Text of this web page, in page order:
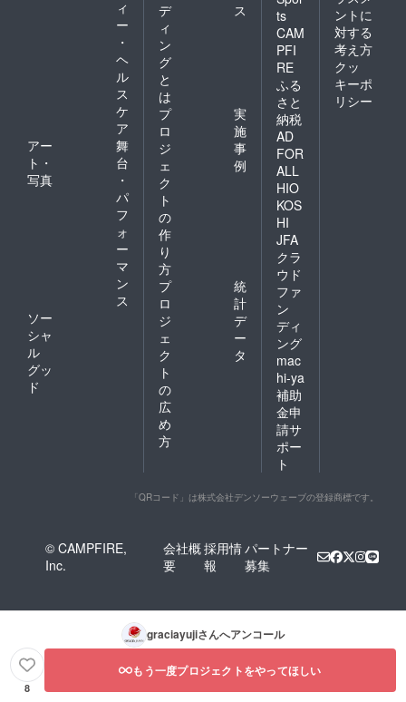
ィ
ー
・
ヘ
ル
ス
ケ
ア
アー
ト・
写真
舞
台
・
パ
フ
ォ
ー
マ
ン
ス
ソー
シャ
ル
グッ
ド
デ
ィ
ン
グ
と
は
ス
プ
ロ
ジ
ェ
ク
ト
の
作
り
方
実
施
事
例
プ
ロ
ジ
ェ
ク
ト
の
広
め
方
統
計
デ
ー
タ
ts
CAM
PFI
RE
ふる
さと
納税
AD
FOR
ALL
HIO
KOS
HI
JFA
クラ
ウド
ファ
ン
ディ
ング
mac
hi-ya
補助
金申
請サ
ポー
ト
ントに
対する
考え方
クッ
キーポ
リシー
「QRコード」は株式会社デンソーウェーブの登録商標です。
© CAMPFIRE,
Inc.
会社概
要
採用情
報
パートナー
募集
graciayujiさんへアンコール
8
もう一度プロジェクトをやってほしい